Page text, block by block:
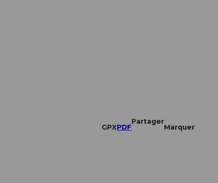
GPXPDF
Partager
Marquer